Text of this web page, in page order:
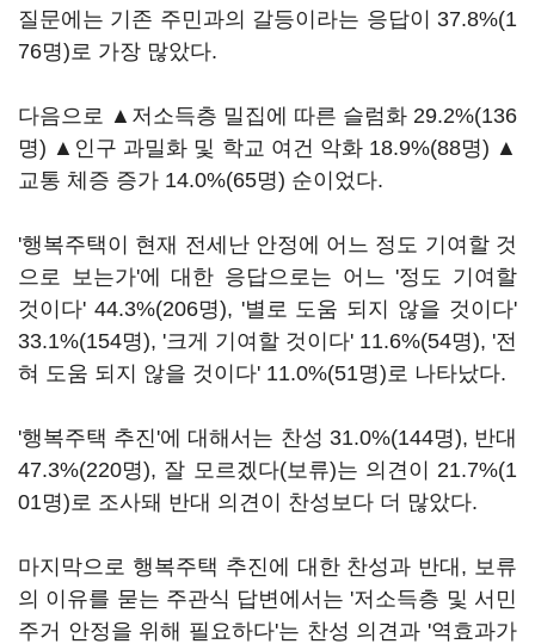
질문에는 기존 주민과의 갈등이라는 응답이 37.8%(1
76명)로 가장 많았다.
다음으로 ▲저소득층 밀집에 따른 슬럼화 29.2%(136
명) ▲인구 과밀화 및 학교 여건 악화 18.9%(88명) ▲
교통 체증 증가 14.0%(65명) 순이었다.
'행복주택이 현재 전세난 안정에 어느 정도 기여할 것
으로 보는가'에 대한 응답으로는 어느 '정도 기여할
것이다' 44.3%(206명), '별로 도움 되지 않을 것이다'
33.1%(154명), '크게 기여할 것이다' 11.6%(54명), '전
혀 도움 되지 않을 것이다' 11.0%(51명)로 나타났다.
'행복주택 추진'에 대해서는 찬성 31.0%(144명), 반대
47.3%(220명), 잘 모르겠다(보류)는 의견이 21.7%(1
01명)로 조사돼 반대 의견이 찬성보다 더 많았다.
마지막으로 행복주택 추진에 대한 찬성과 반대, 보류
의 이유를 묻는 주관식 답변에서는 '저소득층 및 서민
주거 안정을 위해 필요하다'는 찬성 의견과 '역효과가